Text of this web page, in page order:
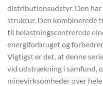
distributionsudstyr. Den
struktur. Den kombinerede
til belastningscentrerede
energiforbruget og
Vigtigst er det, at denne
vid udstrækning i samfund,
minevirksomheder over